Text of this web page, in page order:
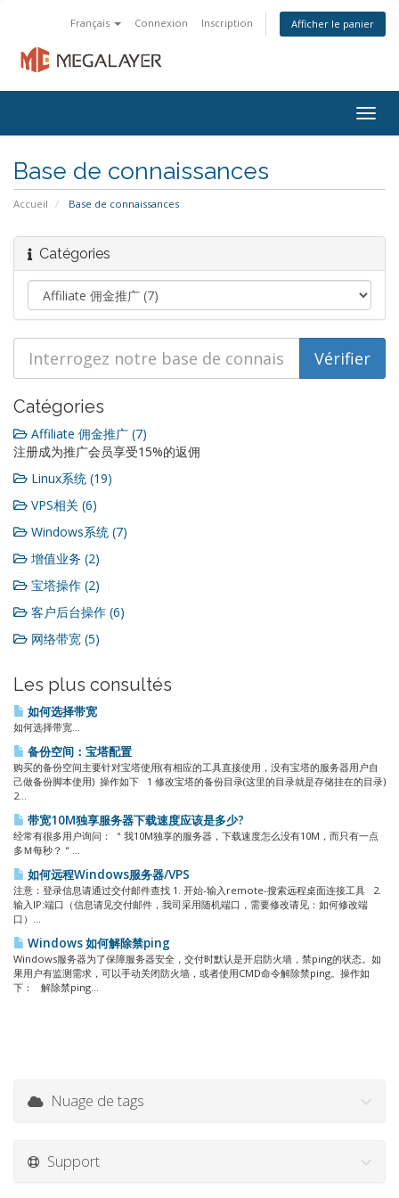
Français Connexion Inscription Afficher le panier
Base de connaissances
Accueil Base de connaissances
Catégories
Catégories
Affiliate 佣金推广 (7)
注册成为推广会员享受15%的返佣
Linux系统 (19)
VPS相关 (6)
Windows系统 (7)
增值业务 (2)
宝塔操作 (2)
客户后台操作 (6)
网络带宽 (5)
Les plus consultés
如何选择带宽
如何选择带宽...
备份空间：宝塔配置
购买的备份空间主要针对宝塔使用(有相应的工具直接使用，没有宝塔的服务器用户自
己做备份脚本使用) 操作如下 1 修改宝塔的备份目录(这里的目录就是存储挂在的目录)
2...
带宽10M独享服务器下载速度应该是多少?
经常有很多用户询问： ＂我10M独享的服务器，下载速度怎么没有10M，而只有一点
多Ｍ每秒？＂...
如何远程Windows服务器/VPS
注意：登录信息请通过交付邮件查找 1. 开始-输入remote-搜索远程桌面连接工具 2.
输入IP:端口（信息请见交付邮件，我司采用随机端口，需要修改请见：如何修改端
口）...
Windows 如何解除禁ping
Windows服务器为了保障服务器安全，交付时默认是开启防火墙，禁ping的状态。如
果用户有监测需求，可以手动关闭防火墙，或者使用CMD命令解除禁ping。操作如
下： 解除禁ping...
Nuage de tags
Support